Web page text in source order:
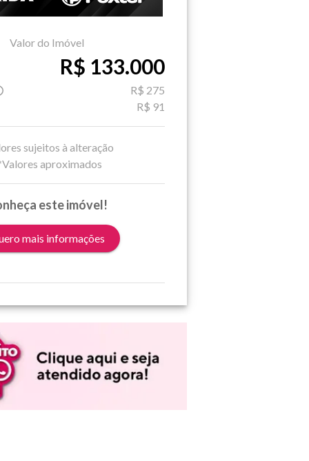
Valor do Imóvel
R$ 133.000
R$ 275
R$ 91
sujeitos à alteração
aproximados
este imóvel!
mais informações